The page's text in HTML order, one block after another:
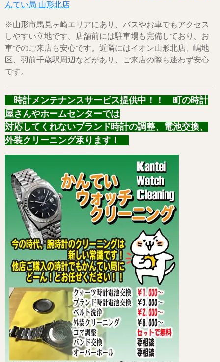
んてい局 山形北店
※山形市馬見ヶ崎エリアにあり、バスやお車でもアクセス
しやすい立地です。店舗前には駐車場も完備しており、お
車でのご来店も安心です。近隣にはイオン山形北店、嶋地
区、羽前千歳駅周辺などがあり、ご来店の際も迷わず安心
です。
時計メンテナンスサービス提供中！！ 町の時計
屋さんやホームセンターでは
対応してくれないブランド時計の調整、電池交換、
外装クリーニング承ります！